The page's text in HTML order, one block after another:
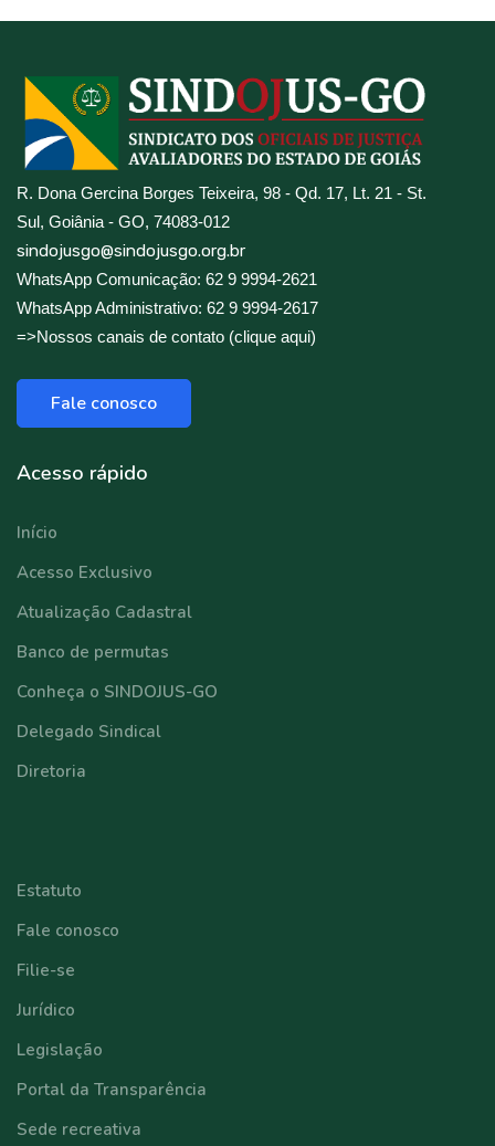
R. Dona Gercina Borges Teixeira, 98 - Qd. 17, Lt. 21 - St.
Sul, Goiânia - GO, 74083-012
sindojusgo@sindojusgo.org.br
WhatsApp Comunicação: 62 9 9994-2621
WhatsApp Administrativo: 62 9 9994-2617
=>Nossos canais de contato (clique aqui)
Fale conosco
Acesso rápido
Início
Acesso Exclusivo
Atualização Cadastral
Banco de permutas
Conheça o SINDOJUS-GO
Delegado Sindical
Diretoria
Estatuto
Fale conosco
Filie-se
Jurídico
Legislação
Portal da Transparência
Sede recreativa